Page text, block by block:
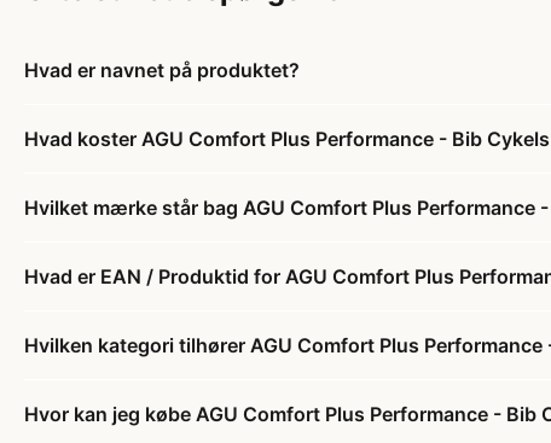
Hvad er navnet på produktet?
Hvad koster AGU Comfort Plus Performance - Bib
Hvilket mærke står bag AGU Comfort Plus Performance
Hvad er EAN / Produktid for AGU Comfort Plus
Hvilken kategori tilhører AGU Comfort Plus
Hvor kan jeg købe AGU Comfort Plus Performance - Bib